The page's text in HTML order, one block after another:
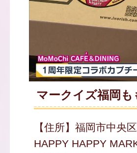
マークイズ福岡も
【住所】福岡市中央
HAPPY HAPPY